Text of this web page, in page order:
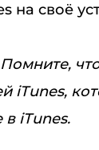
на своё
iTunes,
iTunes.